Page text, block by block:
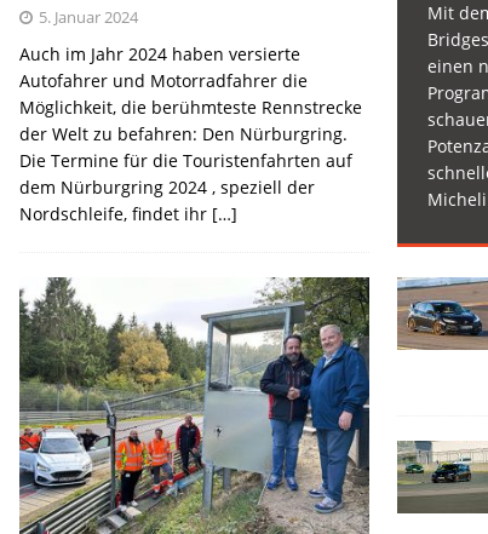
5. Januar 2024
Auch im Jahr 2024 haben versierte
Autofahrer und Motorradfahrer die
Möglichkeit, die berühmteste Rennstrecke
der Welt zu befahren: Den Nürburgring.
Die Termine für die Touristenfahrten auf
dem Nürburgring 2024 , speziell der
Nordschleife, findet ihr […]
Mit
einen